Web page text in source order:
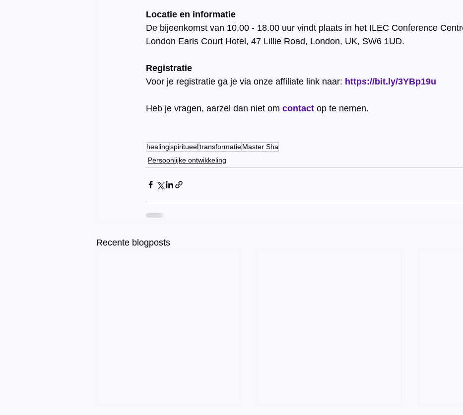
Locatie en informatie
De bijeenkomst van 10.00 - 18.00 uur vindt plaats in het ILEC Conference
London Earls Court Hotel, 47 Lillie Road, London, UK, SW6 1UD.
Registratie
Voor je registratie ga je via onze affiliate link naar: https://bit.ly/3YBp19u
Heb je vragen, aarzel dan niet om contact op te nemen.
healingspiritueeltransformatieMaster Sha
Persoonlijke ontwikkeling
Recente blogposts